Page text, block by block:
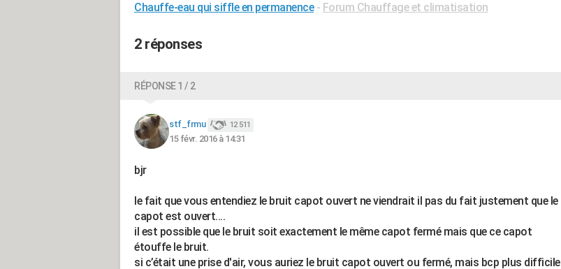
Chauffe-eau qui siffle en permanence - Forum Chauffage et climatisation
2 réponses
RÉPONSE 1 / 2
stf_frmu 12 511
15 févr. 2016 à 14:31
bjr
le fait que vous entendiez le bruit capot ouvert ne viendrait il pas du fait justement que le
capot est ouvert....
il est possible que le bruit soit exactement le même capot fermé mais que ce capot
étouffe le bruit.
si c’était une prise d'air, vous auriez le bruit capot ouvert ou fermé, mais bcp plus difficile